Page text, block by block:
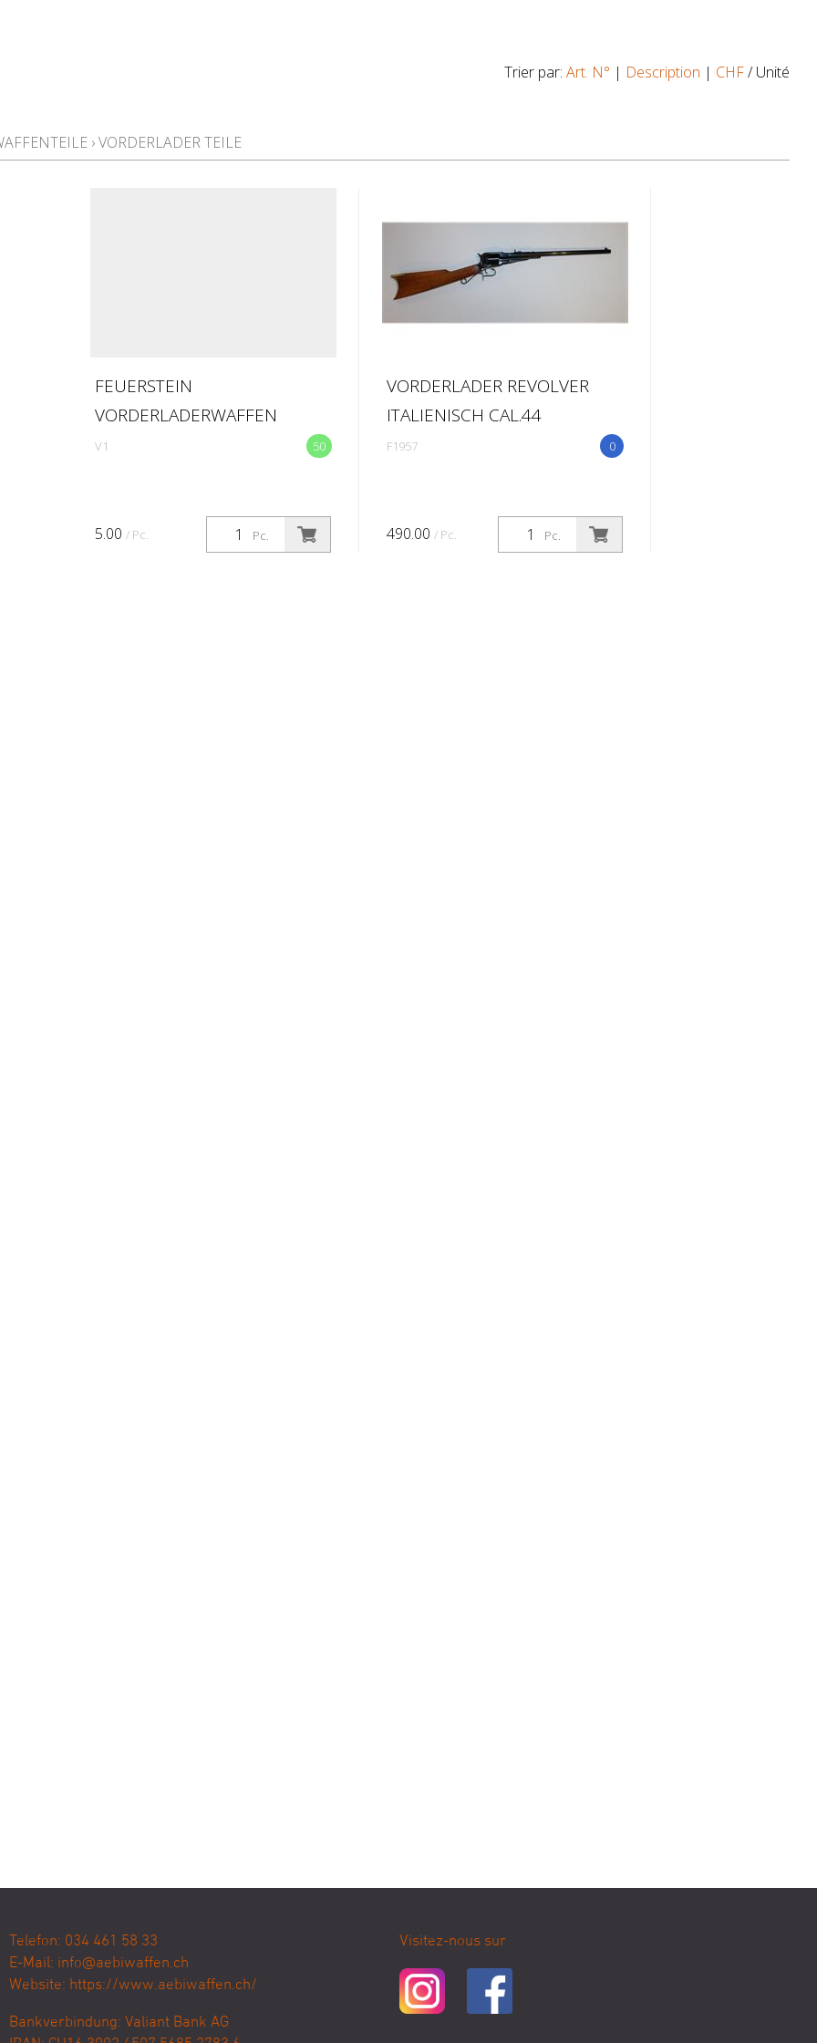
Trier par: Art. N° | Description | CHF/ Unité
›VORDERLADER TEILE
FEUERSTEIN
VORDERLADERWAFFEN
50
V1
Pc.
5.00 / Pc.
VORDERLADER REVOLVER
ITALIENISCH CAL.44
0
F1957
Pc.
490.00 / Pc.
Telefon: 034 461 58 33
E-Mail: info@aebiwaffen.ch
Website: https://www.aebiwaffen.ch/
Bankverbindung: Valiant Bank AG
Visitez-nous sur